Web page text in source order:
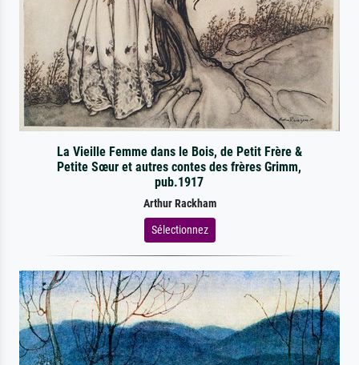
La Vieille Femme dans le Bois, de Petit Frère &
Petite Sœur et autres contes des frères Grimm,
pub.1917
Arthur Rackham
Sélectionnez